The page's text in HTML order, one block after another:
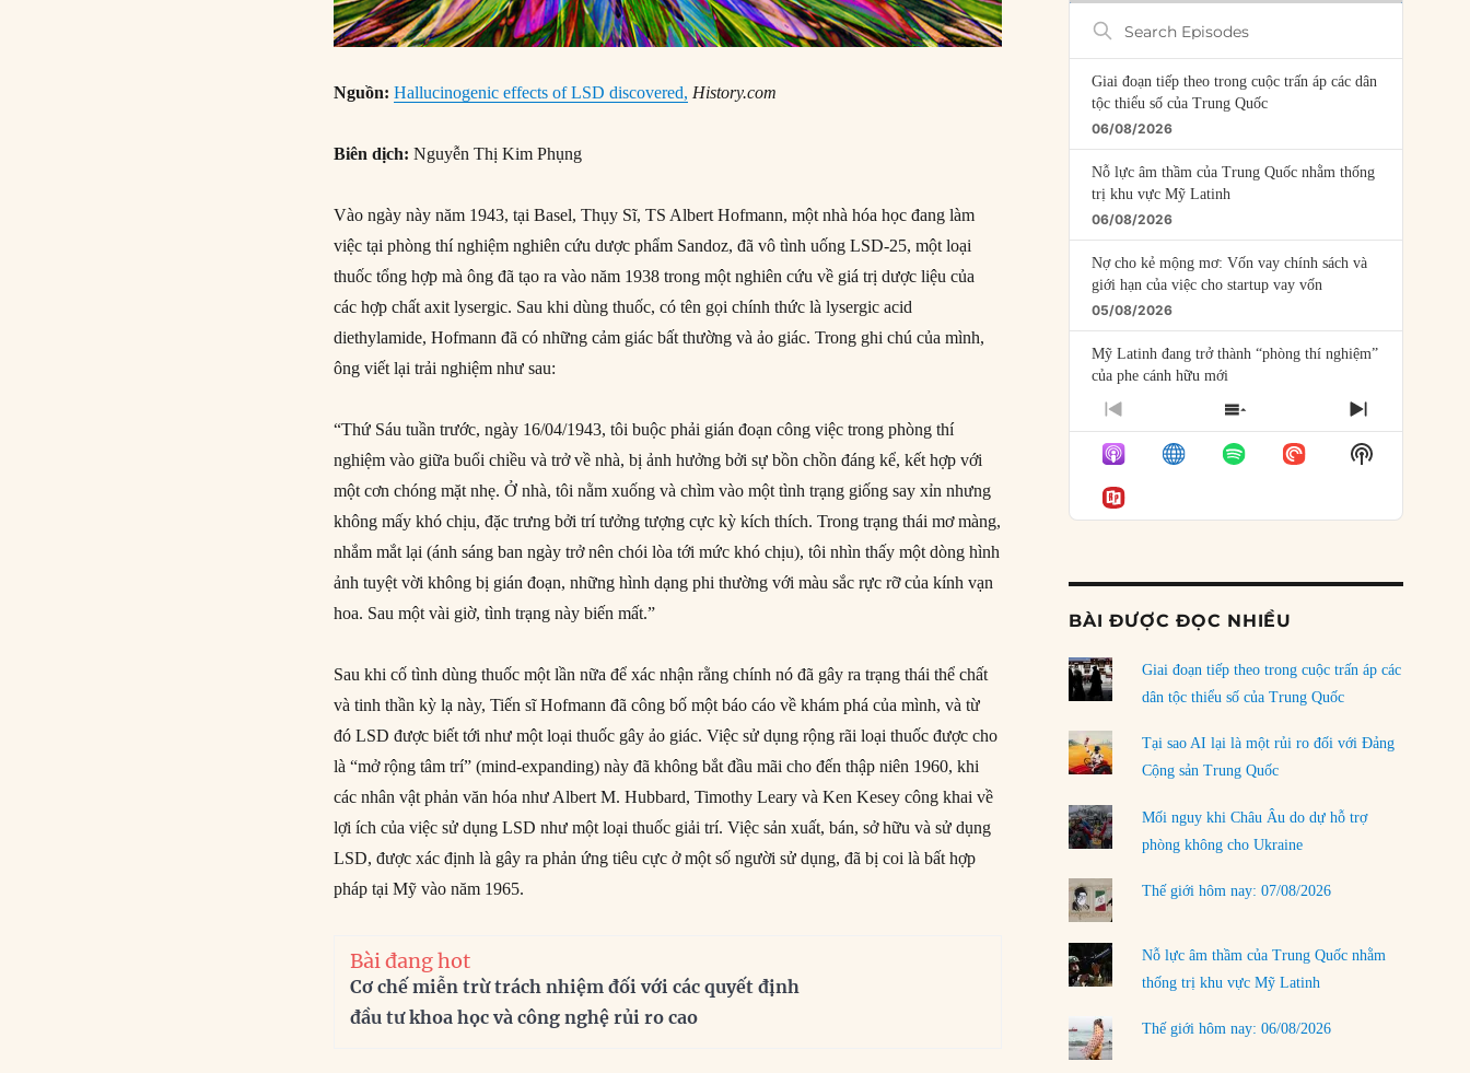
Nguồn:Hallucinogenic effects of LSD discovered, History.com
Biên dịch: Nguyễn Thị Kim Phụng
Vào ngày này năm 1943, tại Basel, Thụy Sĩ, TS Albert Hofmann, một nhà hóa học đang làm
việc tại phòng thí nghiệm nghiên cứu dược phẩm Sandoz, đã vô tình uống LSD-25, một loại
thuốc tổng hợp mà ông đã tạo ra vào năm 1938 trong một nghiên cứu về giá trị dược liệu của
các hợp chất axit lysergic. Sau khi dùng thuốc, có tên gọi chính thức là lysergic acid
diethylamide, Hofmann đã có những cảm giác bất thường và ảo giác. Trong ghi chú của mình,
ông viết lại trải nghiệm như sau:
“Thứ Sáu tuần trước, ngày 16/04/1943, tôi buộc phải gián đoạn công việc trong phòng thí
nghiệm vào giữa buổi chiều và trở về nhà, bị ảnh hưởng bởi sự bồn chồn đáng kể, kết hợp với
một cơn chóng mặt nhẹ. Ở nhà, tôi nằm xuống và chìm vào một tình trạng giống say xỉn nhưng
không mấy khó chịu, đặc trưng bởi trí tưởng tượng cực kỳ kích thích. Trong trạng thái mơ màng,
nhắm mắt lại (ánh sáng ban ngày trở nên chói lòa tới mức khó chịu), tôi nhìn thấy một dòng hình
ảnh tuyệt vời không bị gián đoạn, những hình dạng phi thường với màu sắc rực rỡ của kính vạn
hoa. Sau một vài giờ, tình trạng này biến mất.”
Sau khi cố tình dùng thuốc một lần nữa để xác nhận rằng chính nó đã gây ra trạng thái thể chất
và tinh thần kỳ lạ này, Tiến sĩ Hofmann đã công bố một báo cáo về khám phá của mình, và từ
đó LSD được biết tới như một loại thuốc gây ảo giác. Việc sử dụng rộng rãi loại thuốc được cho
là “mở rộng tâm trí” (mind-expanding) này đã không bắt đầu mãi cho đến thập niên 1960, khi
các nhân vật phản văn hóa như Albert M. Hubbard, Timothy Leary và Ken Kesey công khai về
lợi ích của việc sử dụng LSD như một loại thuốc giải trí. Việc sản xuất, bán, sở hữu và sử dụng
LSD, được xác định là gây ra phản ứng tiêu cực ở một số người sử dụng, đã bị coi là bất hợp
pháp tại Mỹ vào năm 1965.
Bài đang hot
Cơ chế miễn trừ trách nhiệm đối với các quyết định
đầu tư khoa học và công nghệ rủi ro cao
Search
Episodes
Giai đoạn tiếp theo trong cuộc trấn áp các dân
tộc thiểu số của Trung Quốc
06/08/2026
Nỗ lực âm thầm của Trung Quốc nhằm thống
trị khu vực Mỹ Latinh
06/08/2026
Nợ cho kẻ mộng mơ: Vốn vay chính sách và
giới hạn của việc cho startup vay vốn
05/08/2026
Mỹ Latinh đang trở thành “phòng thí nghiệm”
của phe cánh hữu mới
04/08/2026
Tại sao Trung Quốc phủ nhận cuộc gặp với
Ngoại trưởng Nhật Bản?
04/08/2026
03/08/2026
Đặt cược vào thất bại: Các quỹ đầu tư mạo
rủi ro
02/08/2026
Làm thế nào để kết thúc Chiến tranh Iran?
01/08/2026
Chiến lược kế tiếp của Bắc Kinh ở Biển Đông
31/07/2026
Trật tự thế giới mới: Các nước nhỏ sẽ luôn
phải chịu đựng?
30/07/2026
LOAD MORE
PREVIOUS
EPISODE
SHOW
EPISODES
LIST
NEXT
EPISODE
Show
Podcast
BÀI ĐƯỢC ĐỌC NHIỀU
Giai đoạn tiếp theo trong cuộc trấn áp các
dân tộc thiểu số của Trung Quốc
Tại sao AI lại là một rủi ro đối với Đảng
Cộng sản Trung Quốc
Mối nguy khi Châu Âu do dự hỗ trợ
phòng không cho Ukraine
Thế giới hôm nay: 07/08/2026
Nỗ lực âm thầm của Trung Quốc nhằm
thống trị khu vực Mỹ Latinh
Thế giới hôm nay: 06/08/2026